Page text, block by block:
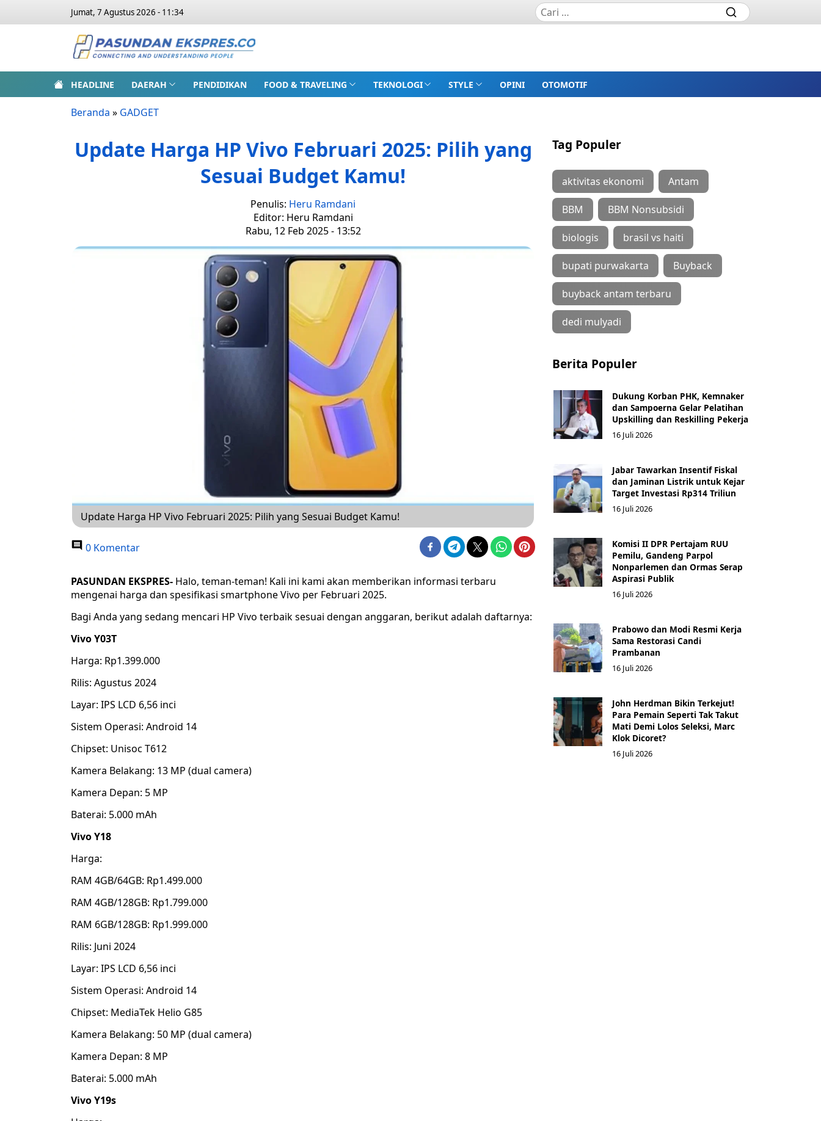
Jumat, 7 Agustus 2026 - 11:34
HEADLINE DAERAH PENDIDIKAN FOOD & TRAVELING TEKNOLOGI STYLE OPINI OTOMOTIF
Beranda » GADGET
Update Harga HP Vivo Februari 2025: Pilih yang
Sesuai Budget Kamu!
Penulis: Heru Ramdani
Editor: Heru Ramdani
Rabu, 12 Feb 2025 - 13:52
Update Harga HP Vivo Februari 2025: Pilih yang Sesuai Budget Kamu!
0 Komentar
PASUNDAN EKSPRES- Halo, teman-teman! Kali ini kami akan memberikan informasi terbaru
mengenai harga dan spesifikasi smartphone Vivo per Februari 2025.
Bagi Anda yang sedang mencari HP Vivo terbaik sesuai dengan anggaran, berikut adalah daftarnya:
Vivo Y03T
Harga: Rp1.399.000
Rilis: Agustus 2024
Layar: IPS LCD 6,56 inci
Sistem Operasi: Android 14
Chipset: Unisoc T612
Kamera Belakang: 13 MP (dual camera)
Kamera Depan: 5 MP
Baterai: 5.000 mAh
Vivo Y18
Harga:
RAM 4GB/64GB: Rp1.499.000
RAM 4GB/128GB: Rp1.799.000
RAM 6GB/128GB: Rp1.999.000
Rilis: Juni 2024
Layar: IPS LCD 6,56 inci
Sistem Operasi: Android 14
Chipset: MediaTek Helio G85
Kamera Belakang: 50 MP (dual camera)
Kamera Depan: 8 MP
Baterai: 5.000 mAh
Vivo Y19s
Tag Populer
aktivitas ekonomi Antam
BBM BBM Nonsubsidi
biologis brasil vs haiti
bupati purwakarta Buyback
buyback antam terbaru
dedi mulyadi
Berita Populer
Dukung Korban PHK, Kemnaker
dan Sampoerna Gelar Pelatihan
Upskilling dan Reskilling Pekerja
16 Juli 2026
Jabar Tawarkan Insentif Fiskal
dan Jaminan Listrik untuk Kejar
Target Investasi Rp314 Triliun
16 Juli 2026
Komisi II DPR Pertajam RUU
Pemilu, Gandeng Parpol
Nonparlemen dan Ormas Serap
Aspirasi Publik
16 Juli 2026
Prabowo dan Modi Resmi Kerja
Sama Restorasi Candi
Prambanan
16 Juli 2026
John Herdman Bikin Terkejut!
Para Pemain Seperti Tak Takut
Mati Demi Lolos Seleksi, Marc
Klok Dicoret?
16 Juli 2026